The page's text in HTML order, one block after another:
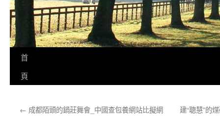
首
頁
← 成都陌頭的鍋莊舞會_中國查包養網站比擬網 建“聰慧”的